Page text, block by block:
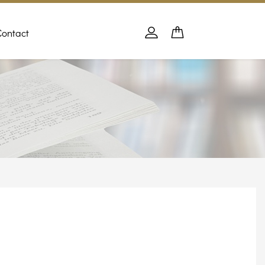
Panier
Se connecter
PANIER